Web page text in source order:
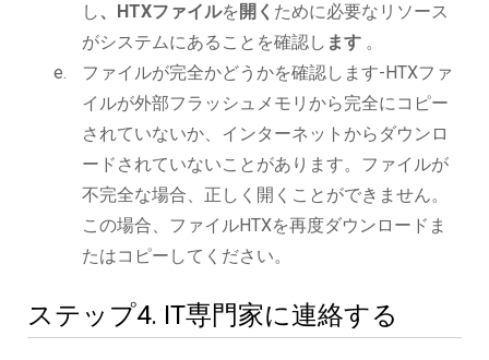
し、HTXファイルを 開く ために必要なリソース
がシステムにあることを確認し ます 。
ファイルが完全かどうかを確認します-HTXファ
イルが外部フラッシュメモリから完全にコピー
されていないか、インターネットからダウンロ
ードされていないことがあります。ファイルが
不完全な場合、正しく開くことができません。
この場合、ファイルHTXを再度ダウンロードま
たはコピーしてください。
ステップ4. IT専門家に連絡する